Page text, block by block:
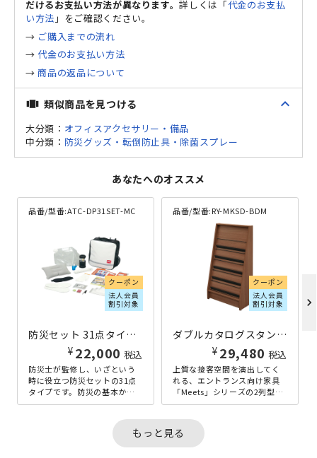
だけるお支払い方法が異なります。詳しくは「代金のお支払
い方法 」をご確認ください。
→ ご購入までの流れ
→代金のお支払い方法
→ 商品の返品について
view_carousel 類似商品を見つける expand_less
大分類： オフィスアクセサリー・備品
中分類： 防災グッズ・転倒防止具・除菌スプレー
あなたへのオススメ
品番/型番:ATC-DP31SET-MC
クーポン
法人会員
割引対象
防災セット 31点タイプ W340×D150×H440
¥ 22,000 税込
防災士が監修し、いざという
時に役立つ防災セットの31点
タイプです。防災の基本かつ
実用アイテムが31点含まれて
品番/型番:RY-MKSD-BDM
クーポン
法人会員
割引対象
ダブルカタログスタンド Meetsシリーズ W600×D300×H1200 ウォルナット
¥ 29,480 税込
上質な接客空間を演出してく
れる、エントランス向け家具
「Meets」シリーズの2列型カ
タログスタンド。A4サイズの
chevron_right
もっと見る